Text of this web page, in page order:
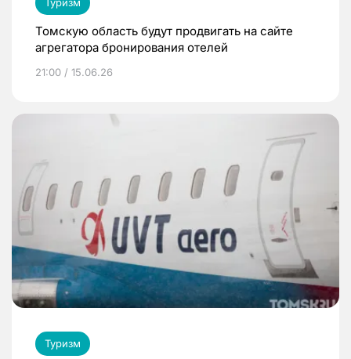
Томскую область будут продвигать на сайте
агрегатора бронирования отелей
21:00 / 15.06.26
Туризм